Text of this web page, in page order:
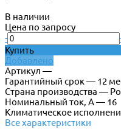
В наличии
Цена по запросу
-
Купить
Добавлено
Артикул —
Гарантийный срок — 12
Страна производства —
Номинальный ток, А — 16
Климатическое
Все характеристики